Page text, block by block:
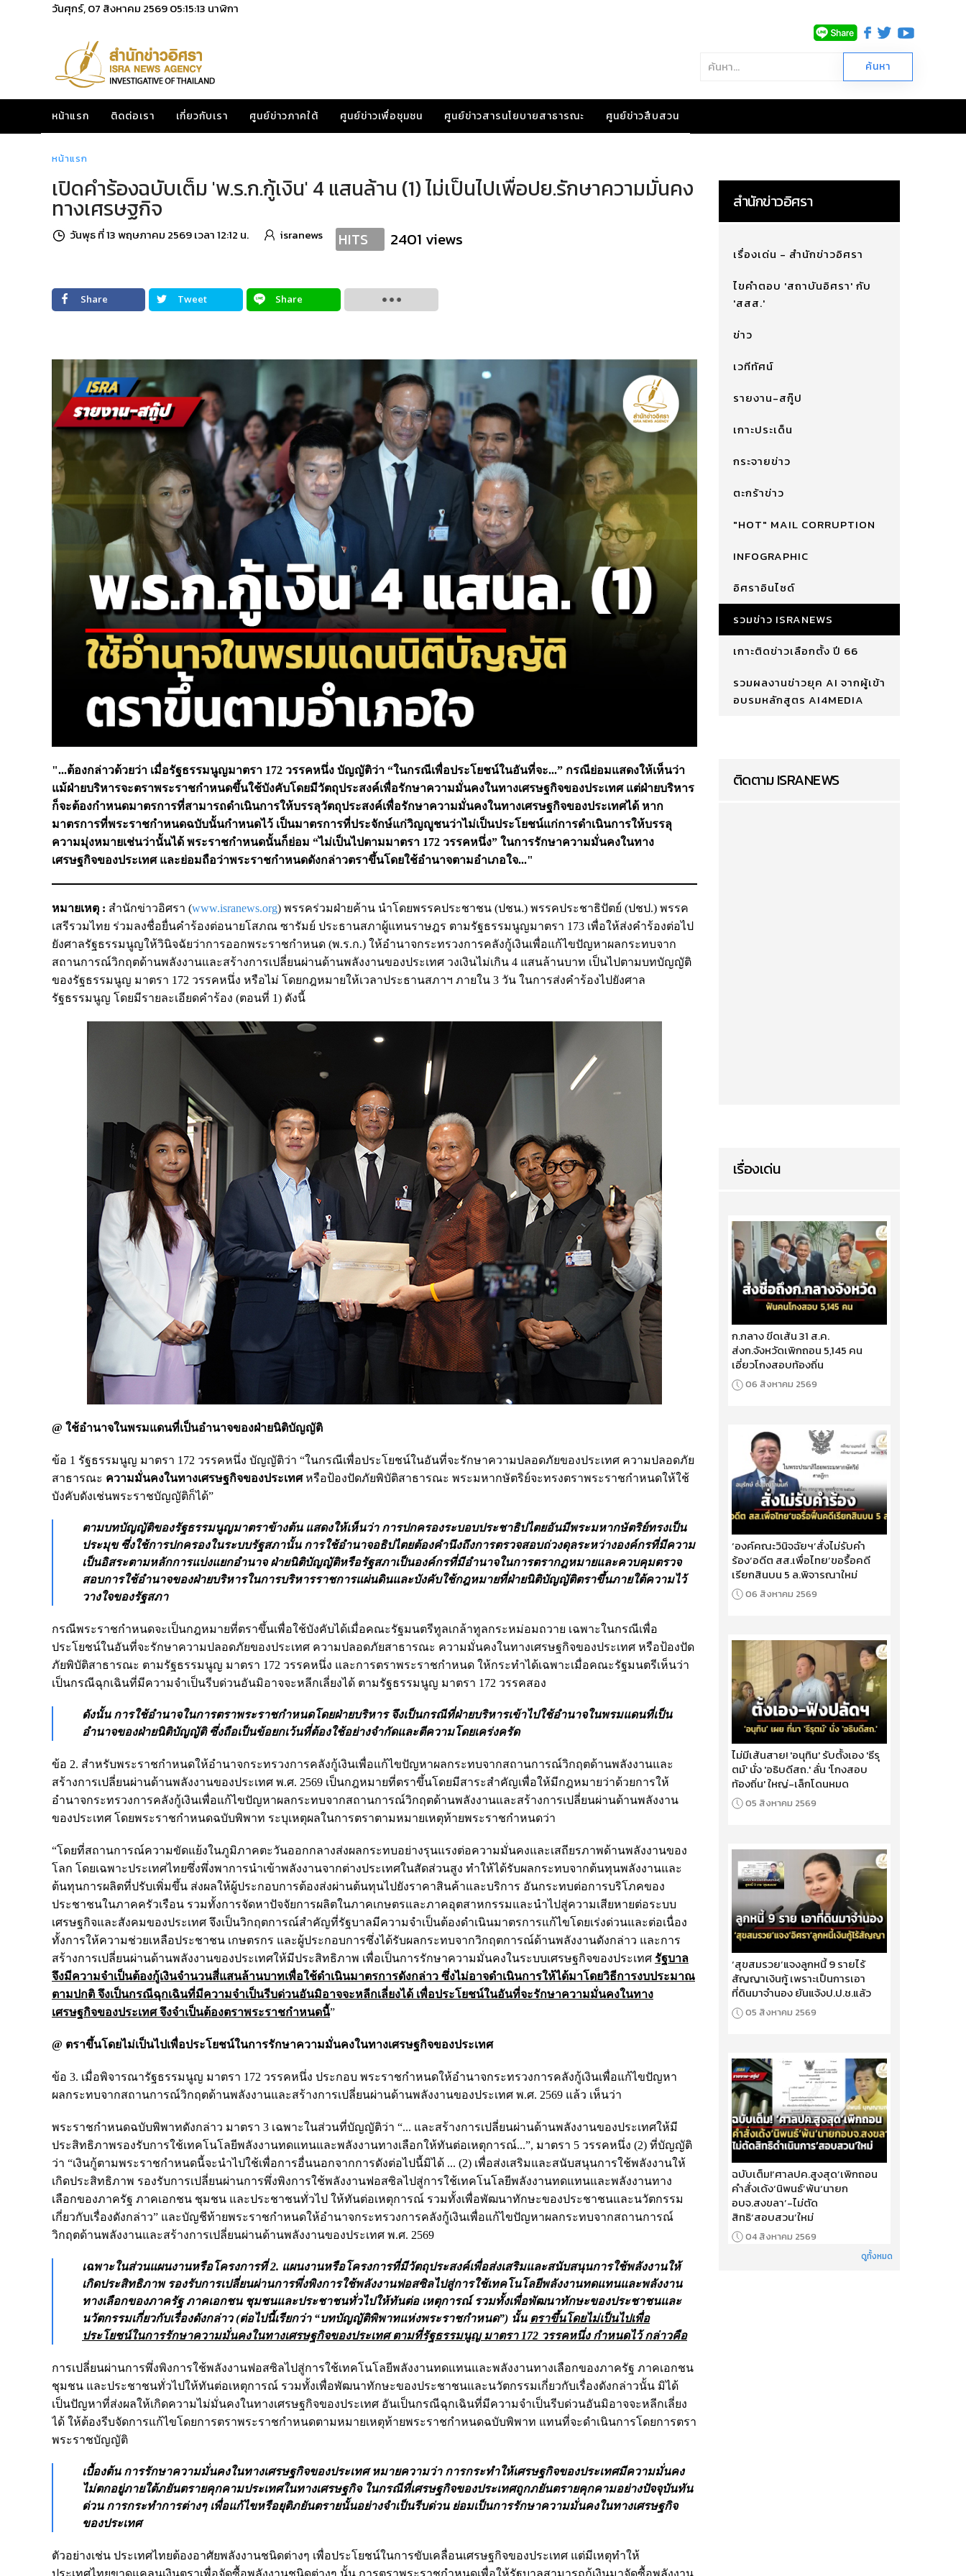
วันศุกร์, 07 สิงหาคม 256905:15:15 นาฬิกา
หน้าแรก ติดต่อเรา เกี่ยวกับเรา ศูนย์ข่าวภาคใต้ ศูนย์ข่าวเพื่อชุมชน ศูนย์ข่าวสารนโยบายสาธารณะ ศูนย์ข่าวสืบสวน
หน้าแรก
เปิดคำร้องฉบับเต็ม 'พ.ร.ก.กู้เงิน' 4 แสนล้าน (1) ไม่เป็นไปเพื่อปย.รักษาความมั่นคง
ทางเศรษฐกิจ
วันพุธ ที่ 13 พฤษภาคม 2569 เวลา 12:12 น. isranews HITS 2401 views
Share Tweet Share
"...ต้องกล่าวด้วยว่า เมื่อรัฐธรรมนูญมาตรา 172 วรรคหนึ่ง บัญญัติว่า “ในกรณีเพื่อประโยชน์ในอันที่จะ...” กรณีย่อมแสดงให้เห็นว่า
แม้ฝ่ายบริหารจะตราพระราชกำหนดขึ้นใช้บังคับโดยมีวัตถุประสงค์เพื่อรักษาความมั่นคงในทางเศรษฐกิจของประเทศ แต่ฝ่ายบริหาร
ก็จะต้องกำหนดมาตรการที่สามารถดำเนินการให้บรรลุวัตถุประสงค์เพื่อรักษาความมั่นคงในทางเศรษฐกิจของประเทศได้ หาก
มาตรการที่พระราชกำหนดฉบับนั้นกำหนดไว้ เป็นมาตรการที่ประจักษ์แก่วิญญูชนว่าไม่เป็นประโยชน์แก่การดำเนินการให้บรรลุ
ความมุ่งหมายเช่นว่านั้นได้ พระราชกำหนดนั้นก็ย่อม “ไม่เป็นไปตามมาตรา 172 วรรคหนึ่ง” ในการรักษาความมั่นคงในทาง
เศรษฐกิจของประเทศ และย่อมถือว่าพระราชกำหนดดังกล่าวตราขึ้นโดยใช้อำนาจตามอำเภอใจ..."
หมายเหตุ : สำนักข่าวอิศรา (www.isranews.org) พรรคร่วมฝ่ายค้าน นำโดยพรรคประชาชน (ปชน.) พรรคประชาธิปัตย์ (ปชป.) พรรค
เสรีรวมไทย ร่วมลงชื่อยื่นคำร้องต่อนายโสภณ ซารัมย์ ประธานสภาผู้แทนราษฎร ตามรัฐธรรมนูญมาตรา 173 เพื่อให้ส่งคำร้องต่อไป
ยังศาลรัฐธรรมนูญให้วินิจฉัยว่าการออกพระราชกำหนด (พ.ร.ก.) ให้อำนาจกระทรวงการคลังกู้เงินเพื่อแก้ไขปัญหาผลกระทบจาก
สถานการณ์วิกฤตด้านพลังงานและสร้างการเปลี่ยนผ่านด้านพลังงานของประเทศ วงเงินไม่เกิน 4 แสนล้านบาท เป็นไปตามบทบัญญัติ
ของรัฐธรรมนูญ มาตรา 172 วรรคหนึ่ง หรือไม่ โดยกฎหมายให้เวลาประธานสภาฯ ภายใน 3 วัน ในการส่งคำร้องไปยังศาล
รัฐธรรมนูญ โดยมีรายละเอียดคำร้อง (ตอนที่ 1) ดังนี้
@ ใช้อำนาจในพรมแดนที่เป็นอำนาจของฝ่ายนิติบัญญัติ
ข้อ 1 รัฐธรรมนูญ มาตรา 172 วรรคหนึ่ง บัญญัติว่า “ในกรณีเพื่อประโยชน์ในอันที่จะรักษาความปลอดภัยของประเทศ ความปลอดภัย
สาธารณะ ความมั่นคงในทางเศรษฐกิจของประเทศหรือป้องปัดภัยพิบัติสาธารณะ พระมหากษัตริย์จะทรงตราพระราชกำหนดให้ใช้
บังคับดังเช่นพระราชบัญญัติก็ได้”
ตามบทบัญญัติของรัฐธรรมนูญมาตราข้างต้น แสดงให้เห็นว่า การปกครองระบอบประชาธิปไตยอันมีพระมหากษัตริย์ทรงเป็น
ประมุข ซึ่งใช้การปกครองในระบบรัฐสภานั้น การใช้อำนาจอธิปไตยต้องคำนึงถึงการตรวจสอบถ่วงดุลระหว่างองค์กรที่มีความ
เป็นอิสระตามหลักการแบ่งแยกอำนาจ ฝ่ายนิติบัญญัติหรือรัฐสภาเป็นองค์กรที่มีอำนาจในการตรากฎหมายและควบคุมตรวจ
สอบการใช้อำนาจของฝ่ายบริหารในการบริหารราชการแผ่นดินและบังคับใช้กฎหมายที่ฝ่ายนิติบัญญัติตราขึ้นภายใต้ความไว้
วางใจของรัฐสภา
กรณีพระราชกำหนดจะเป็นกฎหมายที่ตราขึ้นเพื่อใช้บังคับได้เมื่อคณะรัฐมนตรีทูลเกล้าทูลกระหม่อมถวาย เฉพาะในกรณีเพื่อ
ประโยชน์ในอันที่จะรักษาความปลอดภัยของประเทศ ความปลอดภัยสาธารณะ ความมั่นคงในทางเศรษฐกิจของประเทศ หรือป้องปัด
ภัยพิบัติสาธารณะ ตามรัฐธรรมนูญ มาตรา 172 วรรคหนึ่ง และการตราพระราชกำหนด ให้กระทำได้เฉพาะเมื่อคณะรัฐมนตรีเห็นว่า
เป็นกรณีฉุกเฉินที่มีความจำเป็นรีบด่วนอันมิอาจจะหลีกเลี่ยงได้ ตามรัฐธรรมนูญ มาตรา 172 วรรคสอง
ดังนั้น การใช้อำนาจในการตราพระราชกำหนดโดยฝ่ายบริหาร จึงเป็นกรณีที่ฝ่ายบริหารเข้าไปใช้อำนาจในพรมแดนที่เป็น
อำนาจของฝ่ายนิติบัญญัติ ซึ่งถือเป็นข้อยกเว้นที่ต้องใช้อย่างจำกัดและตีความโดยเคร่งครัด
ข้อ 2. สำหรับพระราชกำหนดให้อำนาจกระทรวงการคลังกู้เงินเพื่อแก้ไขปัญหาผลกระทบจากสถานการณ์วิกฤตด้านพลังงานและ
สร้างการเปลี่ยนผ่านด้านพลังงานของประเทศ พ.ศ. 2569 เป็นกฎหมายที่ตราขึ้นโดยมีสาระสำคัญเพื่อให้มีกฎหมายว่าด้วยการให้
อำนาจกระทรวงการคลังกู้เงินเพื่อแก้ไขปัญหาผลกระทบจากสถานการณ์วิกฤตด้านพลังงานและสร้างการเปลี่ยนผ่านด้านพลังงาน
ของประเทศ โดยพระราชกำหนดฉบับพิพาท ระบุเหตุผลในการตราตามหมายเหตุท้ายพระราชกำหนดว่า
“โดยที่สถานการณ์ความขัดแย้งในภูมิภาคตะวันออกกลางส่งผลกระทบอย่างรุนแรงต่อความมั่นคงและเสถียรภาพด้านพลังงานของ
โลก โดยเฉพาะประเทศไทยซึ่งพึ่งพาการนำเข้าพลังงานจากต่างประเทศในสัดส่วนสูง ทำให้ได้รับผลกระทบจากต้นทุนพลังงานและ
ต้นทุนการผลิตที่ปรับเพิ่มขึ้น ส่งผลให้ผู้ประกอบการต้องส่งผ่านต้นทุนไปยังราคาสินค้าและบริการ อันกระทบต่อการบริโภคของ
ประชาชนในภาคครัวเรือน รวมทั้งการจัดหาปัจจัยการผลิตในภาคเกษตรและภาคอุตสาหกรรมและนำไปสู่ความเสียหายต่อระบบ
เศรษฐกิจและสังคมของประเทศ จึงเป็นวิกฤตการณ์สำคัญที่รัฐบาลมีความจำเป็นต้องดำเนินมาตรการแก้ไขโดยเร่งด่วนและต่อเนื่อง
ทั้งการให้ความช่วยเหลือประชาชน เกษตรกร และผู้ประกอบการซึ่งได้รับผลกระทบจากวิกฤตการณ์ด้านพลังงานดังกล่าว และการ
สร้างการเปลี่ยนผ่านด้านพลังงานของประเทศให้มีประสิทธิภาพ เพื่อเป็นการรักษาความมั่นคงในระบบเศรษฐกิจของประเทศ รัฐบาล
จึงมีความจำเป็นต้องกู้เงินจำนวนสี่แสนล้านบาทเพื่อใช้ดำเนินมาตรการดังกล่าว ซึ่งไม่อาจดำเนินการให้ได้มาโดยวิธีการงบประมาณ
ตามปกติ จึงเป็นกรณีฉุกเฉินที่มีความจำเป็นรีบด่วนอันมิอาจจะหลีกเลี่ยงได้ เพื่อประโยชน์ในอันที่จะรักษาความมั่นคงในทาง
เศรษฐกิจของประเทศ จึงจำเป็นต้องตราพระราชกำหนดนี้”
@ ตราขึ้นโดยไม่เป็นไปเพื่อประโยชน์ในการรักษาความมั่นคงในทางเศรษฐกิจของประเทศ
ข้อ 3. เมื่อพิจารณารัฐธรรมนูญ มาตรา 172 วรรคหนึ่ง ประกอบ พระราชกำหนดให้อำนาจกระทรวงการคลังกู้เงินเพื่อแก้ไขปัญหา
ผลกระทบจากสถานการณ์วิกฤตด้านพลังงานและสร้างการเปลี่ยนผ่านด้านพลังงานของประเทศ พ.ศ. 2569 แล้ว เห็นว่า
พระราชกำหนดฉบับพิพาทดังกล่าว มาตรา 3 เฉพาะในส่วนที่บัญญัติว่า “... และสร้างการเปลี่ยนผ่านด้านพลังงานของประเทศให้มี
ประสิทธิภาพรองรับการใช้เทคโนโลยีพลังงานทดแทนและพลังงานทางเลือกให้ทันต่อเหตุการณ์...”, มาตรา 5 วรรคหนึ่ง (2) ที่บัญญัติ
ว่า “เงินกู้ตามพระราชกำหนดนี้จะนำไปใช้เพื่อการอื่นนอกจากการดังต่อไปนี้มิได้ ... (2) เพื่อส่งเสริมและสนับสนุนการใช้พลังงานให้
เกิดประสิทธิภาพ รองรับการเปลี่ยนผ่านการพึ่งพิงการใช้พลังงานฟอสซิลไปสู่การใช้เทคโนโลยีพลังงานทดแทนและพลังงานทาง
เลือกของภาครัฐ ภาคเอกชน ชุมชน และประชาชนทั่วไป ให้ทันต่อเหตุการณ์ รวมทั้งเพื่อพัฒนาทักษะของประชาชนและนวัตกรรม
เกี่ยวกับเรื่องดังกล่าว” และบัญชีท้ายพระราชกำหนดให้อำนาจกระทรวงการคลังกู้เงินเพื่อแก้ไขปัญหาผลกระทบจากสถานการณ์
วิกฤตด้านพลังงานและสร้างการเปลี่ยนผ่านด้านพลังงานของประเทศ พ.ศ. 2569
เฉพาะในส่วนแผนงานหรือโครงการที่ 2. แผนงานหรือโครงการที่มีวัตถุประสงค์เพื่อส่งเสริมและสนับสนุนการใช้พลังงานให้
เกิดประสิทธิภาพ รองรับการเปลี่ยนผ่านการพึ่งพิงการใช้พลังงานฟอสซิลไปสู่การใช้เทคโนโลยีพลังงานทดแทนและพลังงาน
ทางเลือกของภาครัฐ ภาคเอกชน ชุมชนและประชาชนทั่วไปให้ทันต่อ เหตุการณ์ รวมทั้งเพื่อพัฒนาทักษะของประชาชนและ
นวัตกรรมเกี่ยวกับเรื่องดังกล่าว (ต่อไปนี้เรียกว่า “บทบัญญัติพิพาทแห่งพระราชกำหนด”) นั้น ตราขึ้นโดยไม่เป็นไปเพื่อ
ประโยชน์ในการรักษาความมั่นคงในทางเศรษฐกิจของประเทศ ตามที่รัฐธรรมนูญ มาตรา 172 วรรคหนึ่ง กำหนดไว้ กล่าวคือ
การเปลี่ยนผ่านการพึ่งพิงการใช้พลังงานฟอสซิลไปสู่การใช้เทคโนโลยีพลังงานทดแทนและพลังงานทางเลือกของภาครัฐ ภาคเอกชน
ชุมชน และประชาชนทั่วไปให้ทันต่อเหตุการณ์ รวมทั้งเพื่อพัฒนาทักษะของประชาชนและนวัตกรรมเกี่ยวกับเรื่องดังกล่าวนั้น มิได้
เป็นปัญหาที่ส่งผลให้เกิดความไม่มั่นคงในทางเศรษฐกิจของประเทศ อันเป็นกรณีฉุกเฉินที่มีความจำเป็นรีบด่วนอันมิอาจจะหลีกเลี่ยง
ได้ ให้ต้องรีบจัดการแก้ไขโดยการตราพระราชกำหนดตามหมายเหตุท้ายพระราชกำหนดฉบับพิพาท แทนที่จะดำเนินการโดยการตรา
พระราชบัญญัติ
เบื้องต้น การรักษาความมั่นคงในทางเศรษฐกิจของประเทศ หมายความว่า การกระทำให้เศรษฐกิจของประเทศมีความมั่นคง
ไม่ตกอยู่ภายใต้ภยันตรายคุกคามประเทศในทางเศรษฐกิจ ในกรณีที่เศรษฐกิจของประเทศถูกภยันตรายคุกคามอย่างปัจจุบันทัน
ด่วน การกระทำการต่างๆ เพื่อแก้ไขหรือยุติภยันตรายนั้นอย่างจำเป็นรีบด่วน ย่อมเป็นการรักษาความมั่นคงในทางเศรษฐกิจ
ของประเทศ
ตัวอย่างเช่น ประเทศไทยต้องอาศัยพลังงานชนิดต่างๆ เพื่อประโยชน์ในการขับเคลื่อนเศรษฐกิจของประเทศ แต่มีเหตุทำให้
ประเทศไทยขาดแคลนเงินตราเพื่อจัดซื้อพลังงานชนิดต่างๆ นั้น การตราพระราชกำหนดเพื่อให้รัฐบาลสามารถกู้เงินมาจัดซื้อพลังงาน
สำนักข่าวอิศรา
เรื่องเด่น - สำนักข่าวอิศรา
ไขคำตอบ 'สถาบันอิศรา' กับ
'สสส.'
ข่าว
เวทีทัศน์
รายงาน-สกู๊ป
เกาะประเด็น
กระจายข่าว
ตะกร้าข่าว
"HOT" MAIL CORRUPTION
INFOGRAPHIC
อิศราอินไซด์
รวมข่าว ISRANEWS
เกาะติดข่าวเลือกตั้ง ปี 66
รวมผลงานข่าวยุค AI จากผู้เข้า
อบรมหลักสูตร AI4MEDIA
ติดตาม ISRANEWS
เรื่องเด่น
ก.กลาง ขีดเส้น 31 ส.ค.
ส่งก.จังหวัดเพิกถอน 5,145 คน
เอี่ยวโกงสอบท้องถิ่น
06 สิงหาคม 2569
‘องค์คณะวินิจฉัยฯ’สั่งไม่รับคำ
ร้อง‘อดีต สส.เพื่อไทย’ขอรื้อคดี
เรียกสินบน 5 ล.พิจารณาใหม่
06 สิงหาคม 2569
ไม่มีเส้นสาย! 'อนุทิน' รับตั้งเอง 'ธีรุ
ตม์' นั่ง 'อธิบดีสถ.' ลั่น 'โกงสอบ
ท้องถิ่น' ใหญ่-เล็กโดนหมด
05 สิงหาคม 2569
‘สุขสมรวย’แจงลูกหนี้ 9 รายไร้
สัญญาเงินกู้ เพราะเป็นการเอา
ที่ดินมาจำนอง ยันแจ้งป.ป.ช.แล้ว
05 สิงหาคม 2569
ฉบับเต็ม!‘ศาลปค.สูงสุด’เพิกถอน
คำสั่งเด้ง‘นิพนธ์’พ้น‘นายก
อบจ.สงขลา’-ไม่ตัด
สิทธิ‘สอบสวน’ใหม่
04 สิงหาคม 2569
ดูทั้งหมด